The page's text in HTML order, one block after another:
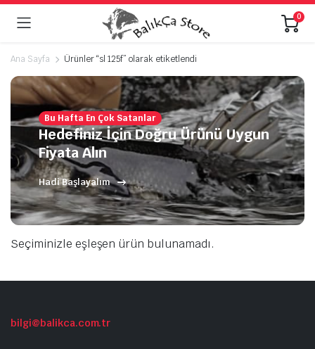
0
Ana Sayfa Ürünler “sl 125f” olarak etiketlendi
Bu Hafta En Çok Satanlar
Hedefiniz İçin Doğru Ürünü Uygun
Fiyata Alın
Hadi Başlayalım
Seçiminizle eşleşen ürün bulunamadı.
bilgi@balikca.com.tr